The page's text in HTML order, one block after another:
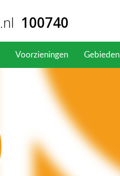
.nl 100740
Voorzieningen Gebieden